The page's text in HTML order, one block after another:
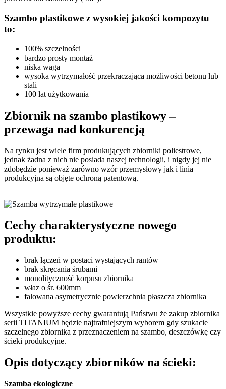
Szambo plastikowe z wysokiej jakości kompozytu
to:
100% szczelności
bardzo prosty montaż
niska waga
wysoka wytrzymałość przekraczająca możliwości betonu lub
stali
100 lat użytkowania
Zbiornik na szambo plastikowy–
przewaga nad konkurencją
Na rynku jest wiele firm produkujących zbiorniki poliestrowe,
jednak żadna z nich nie posiada naszej technologii, i nigdy jej nie
zdobędzie ponieważ zarówno wzór przemysłowy jak i linia
produkcyjna są objęte ochroną patentową.
Cechy charakterystyczne nowego
produktu:
brak łączeń w postaci wystających rantów
brak skręcania śrubami
monolityczność korpusu zbiornika
właz o śr. 600mm
falowana asymetrycznie powierzchnia płaszcza zbiornika
Wszystkie powyższe cechy gwarantują Państwu że zakup zbiornika
serii TITANIUM będzie najtrafniejszym wyborem gdy szukacie
szczelnego zbiornika z przeznaczeniem na szambo, deszczówkę czy
ścieki produkcyjne.
Opis dotyczący zbiorników na ścieki:
Szamba ekologiczne